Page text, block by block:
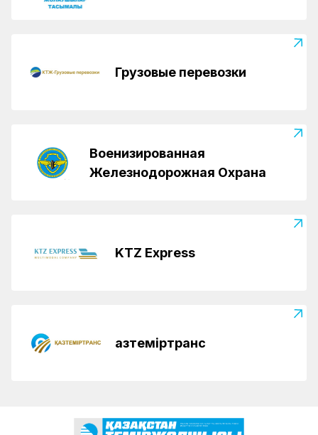
Грузовые перевозки
Военизированная
Железнодорожная Охрана
KTZ Express
Қазтеміртранс